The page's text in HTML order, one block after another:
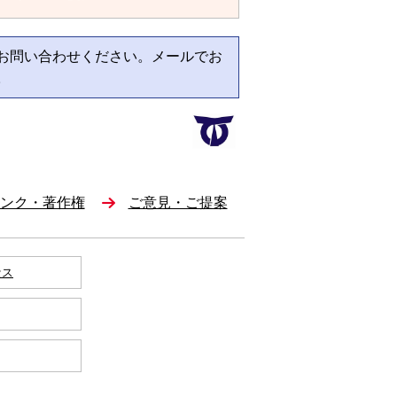
問い合わせください。メールでお
ク・著作権 ご意見・ご提案